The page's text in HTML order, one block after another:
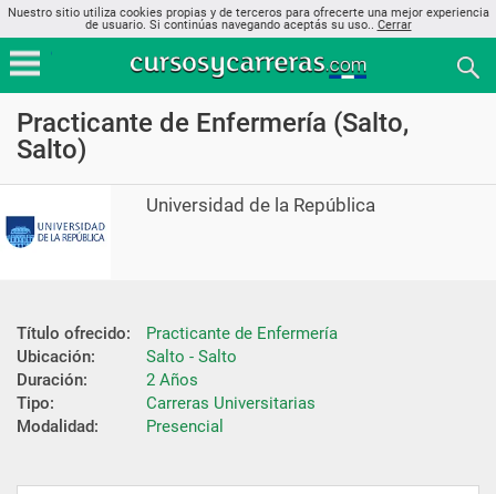
Nuestro sitio utiliza cookies propias y de terceros para ofrecerte una mejor experiencia
de usuario. Si continúas navegando aceptás su uso.. Cerrar
Practicante de Enfermería (Salto,
Salto)
Universidad de la República
Título ofrecido:
Practicante de Enfermería
Ubicación:
Salto - Salto
Duración:
2 Años
Tipo:
Carreras Universitarias
Modalidad:
Presencial